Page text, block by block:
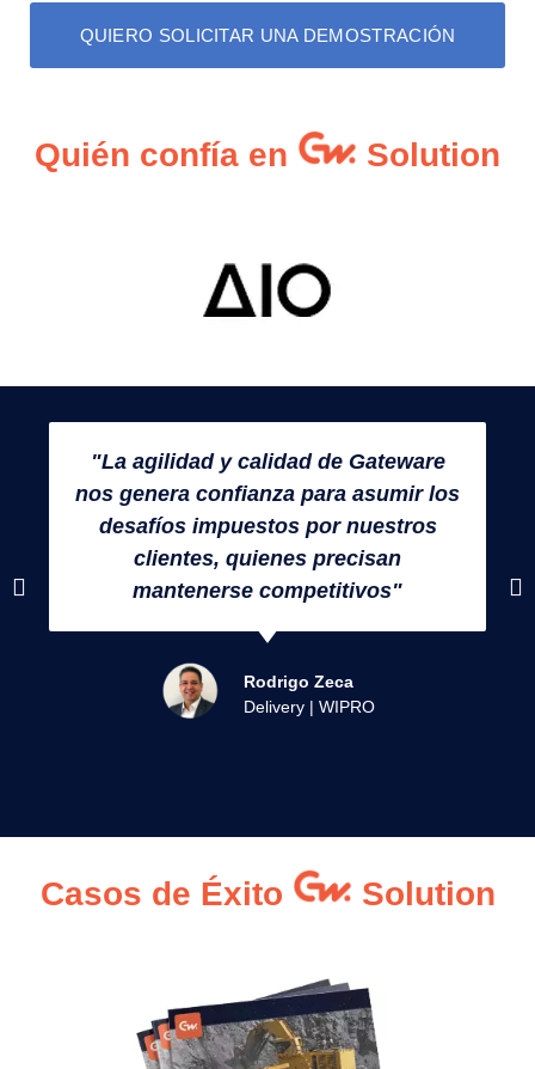
QUIERO SOLICITAR UNA DEMOSTRACIÓN
Quién confía en Solution
"La agilidad y calidad de Gateware
nos genera confianza para asumir los
desafíos impuestos por nuestros
clientes, quienes precisan
mantenerse competitivos"
Rodrigo Zeca
Delivery | WIPRO
Casos de Éxito Solution